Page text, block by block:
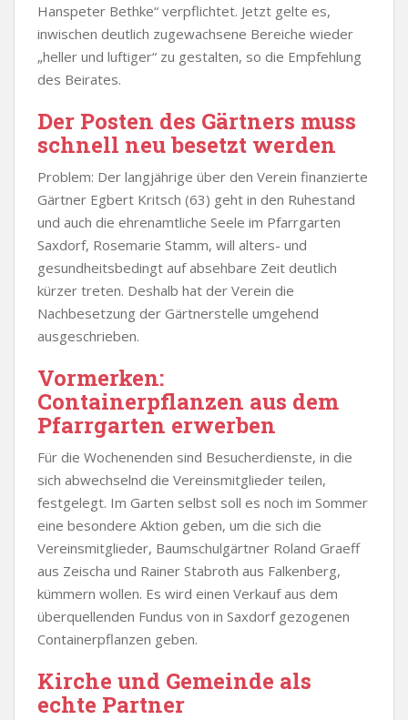
Hanspeter Bethke“ verpflichtet. Jetzt gelte es,
inwischen deutlich zugewachsene Bereiche wieder
„heller und luftiger“ zu gestalten, so die Empfehlung
des Beirates.
Der Posten des Gärtners muss
schnell neu besetzt werden
Problem: Der langjährige über den Verein finanzierte
Gärtner Egbert Kritsch (63) geht in den Ruhestand
und auch die ehrenamtliche Seele im Pfarrgarten
Saxdorf, Rosemarie Stamm, will alters- und
gesundheitsbedingt auf absehbare Zeit deutlich
kürzer treten. Deshalb hat der Verein die
Nachbesetzung der Gärtnerstelle umgehend
ausgeschrieben.
Vormerken:
Containerpflanzen aus dem
Pfarrgarten erwerben
Für die Wochenenden sind Besucherdienste, in die
sich abwechselnd die Vereinsmitglieder teilen,
festgelegt. Im Garten selbst soll es noch im Sommer
eine besondere Aktion geben, um die sich die
Vereinsmitglieder, Baumschulgärtner Roland Graeff
aus Zeischa und Rainer Stabroth aus Falkenberg,
kümmern wollen. Es wird einen Verkauf aus dem
überquellenden Fundus von in Saxdorf gezogenen
Containerpflanzen geben.
Kirche und Gemeinde als
echte Partner